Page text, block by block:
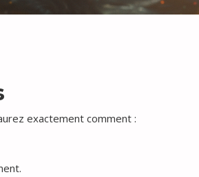
exactement comment :